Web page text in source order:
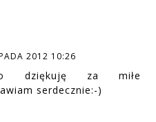
2012 10:26
dziękuję za miłe
serdecznie:-)